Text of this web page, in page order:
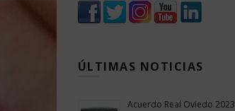
ÚLTIMAS NOTICIAS
Acuerdo Real Oviedo 2023